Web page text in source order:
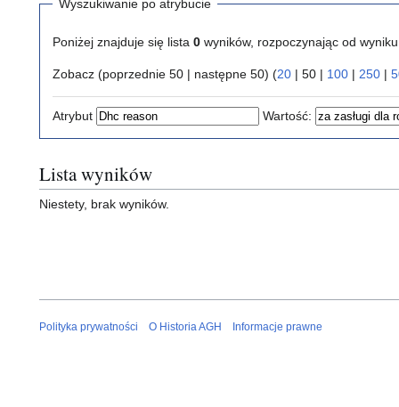
Wyszukiwanie po atrybucie
Poniżej znajduje się lista 0 wyników, rozpoczynając od
Zobacz (poprzednie 50 | następne 50) (20 | 50 | 100 | 250 |
Atrybut Wartość:
Lista wyników
Niestety, brak wyników.
Polityka prywatności O Historia AGH Informacje prawne